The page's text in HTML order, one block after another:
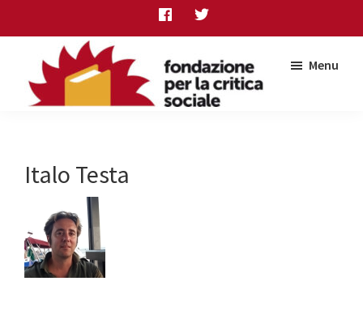
to
content
to
primary
sidebar
to
critica
sociale
Menu
Italo Testa